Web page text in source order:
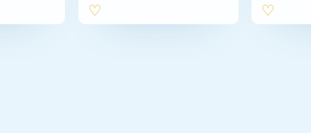
direkt hier
eine aus…